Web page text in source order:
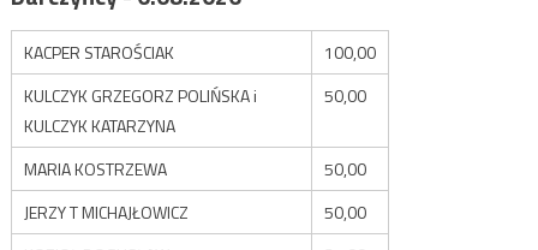
KACPER STAROŚCIAK
100,00
KULCZYK GRZEGORZ POLIŃSKA i
KULCZYK KATARZYNA
50,00
MARIA KOSTRZEWA
50,00
JERZY T MICHAJŁOWICZ
50,00